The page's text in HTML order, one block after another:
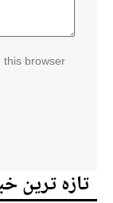
this browser
تازہ ترین